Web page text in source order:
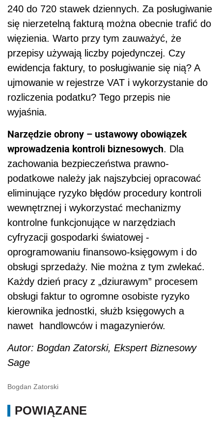
240 do 720 stawek dziennych. Za posługiwanie
się nierzetelną fakturą można obecnie trafić do
więzienia. Warto przy tym zauważyć, że
przepisy używają liczby pojedynczej. Czy
ewidencja faktury, to posługiwanie się nią? A
ujmowanie w rejestrze VAT i wykorzystanie do
rozliczenia podatku? Tego przepis nie
wyjaśnia.
Narzędzie obrony – ustawowy obowiązek
wprowadzenia kontroli biznesowych. Dla
zachowania bezpieczeństwa prawno-
podatkowe należy jak najszybciej opracować
eliminujące ryzyko błędów procedury kontroli
wewnętrznej i wykorzystać mechanizmy
kontrolne funkcjonujące w narzędziach
cyfryzacji gospodarki światowej -
oprogramowaniu finansowo-księgowym i do
obsługi sprzedaży. Nie można z tym zwlekać.
Każdy dzień pracy z „dziurawym” procesem
obsługi faktur to ogromne osobiste ryzyko
kierownika jednostki, służb księgowych a
nawet handlowców i magazynierów.
Autor: Bogdan Zatorski, Ekspert Biznesowy
Sage
Bogdan Zatorski
POWIĄZANE